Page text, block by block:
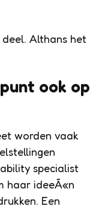
Althans het
ook op
worden vaak
specialist
haar ideeÃ«n
Een